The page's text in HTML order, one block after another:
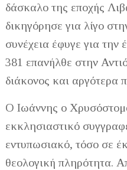
δάσκαλο της εποχής
δικηγόρησε για λίγο
συνέχεια έφυγε για
381 επανήλθε στην
διάκονος και αργότερα
Ο Ιωάννης ο
εκκλησιαστικό
εντυπωσιακό, τόσο σε
θεολογική πληρότητα.